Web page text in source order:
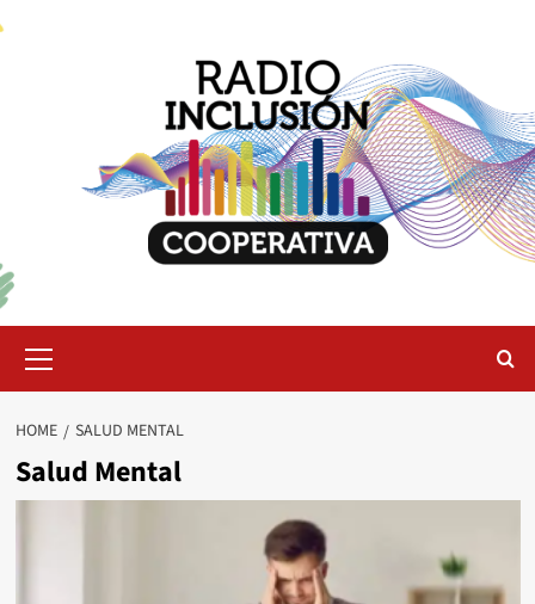
Menu
HOME SALUD MENTAL
Salud Mental